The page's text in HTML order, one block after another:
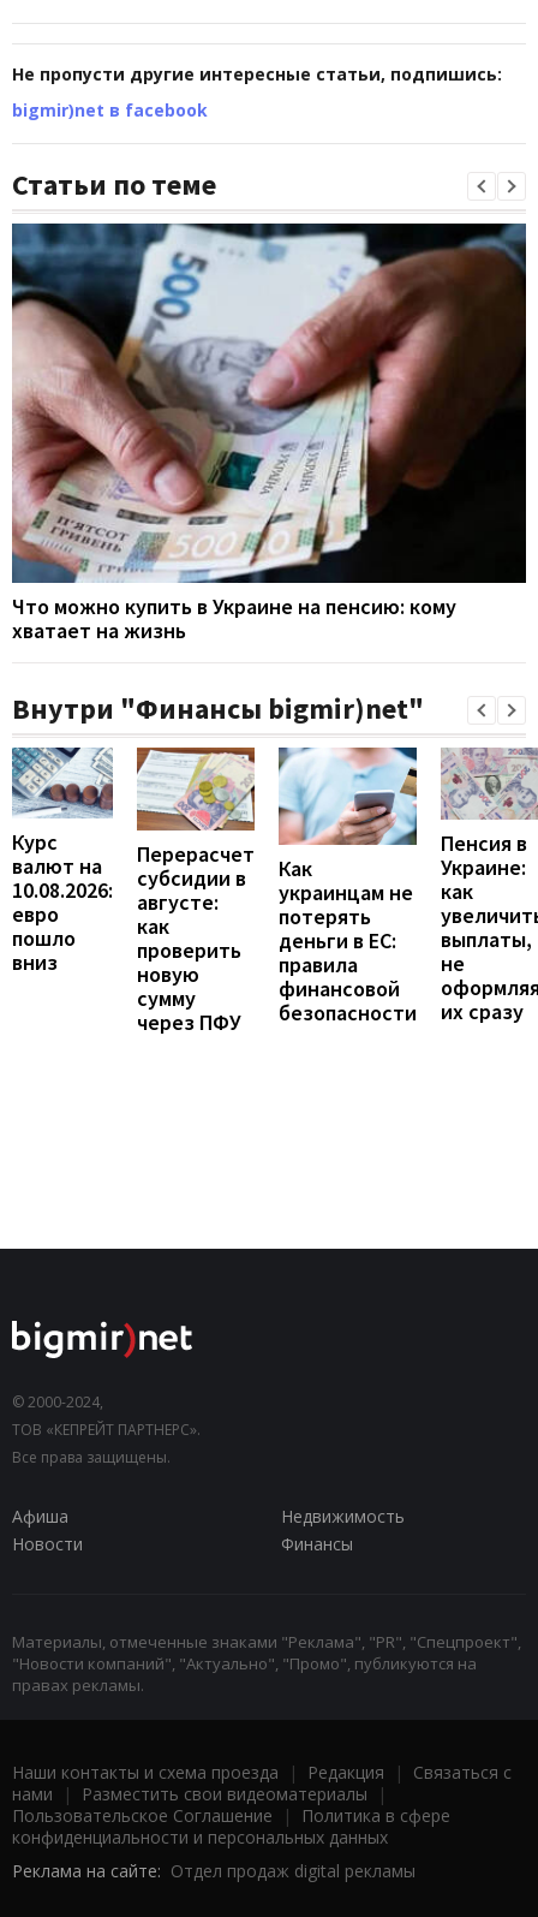
Не пропусти другие интересные статьи, подпишись:
bigmir)net в facebook
Статьи по теме
Что можно купить в Украине на пенсию: кому
хватает на жизнь
Внутри "Финансы bigmir)net"
Курс
валют на
10.08.2026:
евро
пошло
вниз
Перерасчет
субсидии в
августе:
как
проверить
новую
сумму
через ПФУ
Как
украинцам не
потерять
деньги в ЕС:
правила
финансовой
безопасности
Пенсия в
Украине:
как
выплаты,
не
их сразу
© 2000-2024,
ТОВ «КЕПРЕЙТ ПАРТНЕРС».
Все права защищены.
Афиша
Недвижимость
Новости
Финансы
Материалы, отмеченные знаками "Реклама", "PR", "Спецпроект",
"Новости компаний", "Актуально", "Промо", публикуются на
правах рекламы.
Наши контакты и схема проезда | Редакция | Связаться с
нами | Разместить свои видеоматериалы |
Пользовательское Соглашение |
Политика в сфере
конфиденциальности и персональных данных
Реклама на сайте: Отдел продаж digital рекламы